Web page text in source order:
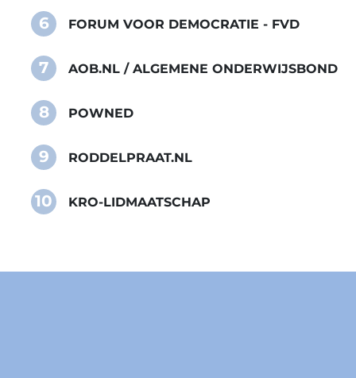
6 FORUM VOOR DEMOCRATIE - FVD
7 AOB.NL / ALGEMENE ONDERWIJSBOND
8 POWNED
9 RODDELPRAAT.NL
10 KRO-LIDMAATSCHAP